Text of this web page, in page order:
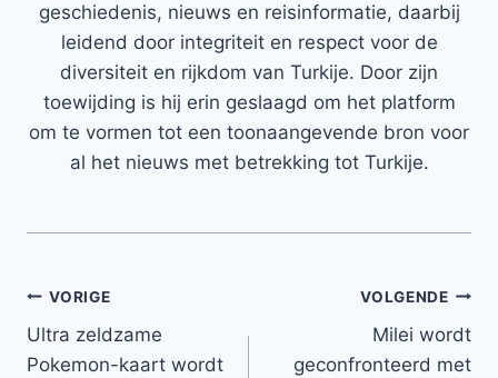
geschiedenis, nieuws en reisinformatie, daarbij
leidend door integriteit en respect voor de
diversiteit en rijkdom van Turkije. Door zijn
toewijding is hij erin geslaagd om het platform
om te vormen tot een toonaangevende bron voor
al het nieuws met betrekking tot Turkije.
Bericht
navigatie
VORIGE
Ultra zeldzame
Pokemon-kaart wordt
VOLGENDE
Milei wordt
geconfronteerd met